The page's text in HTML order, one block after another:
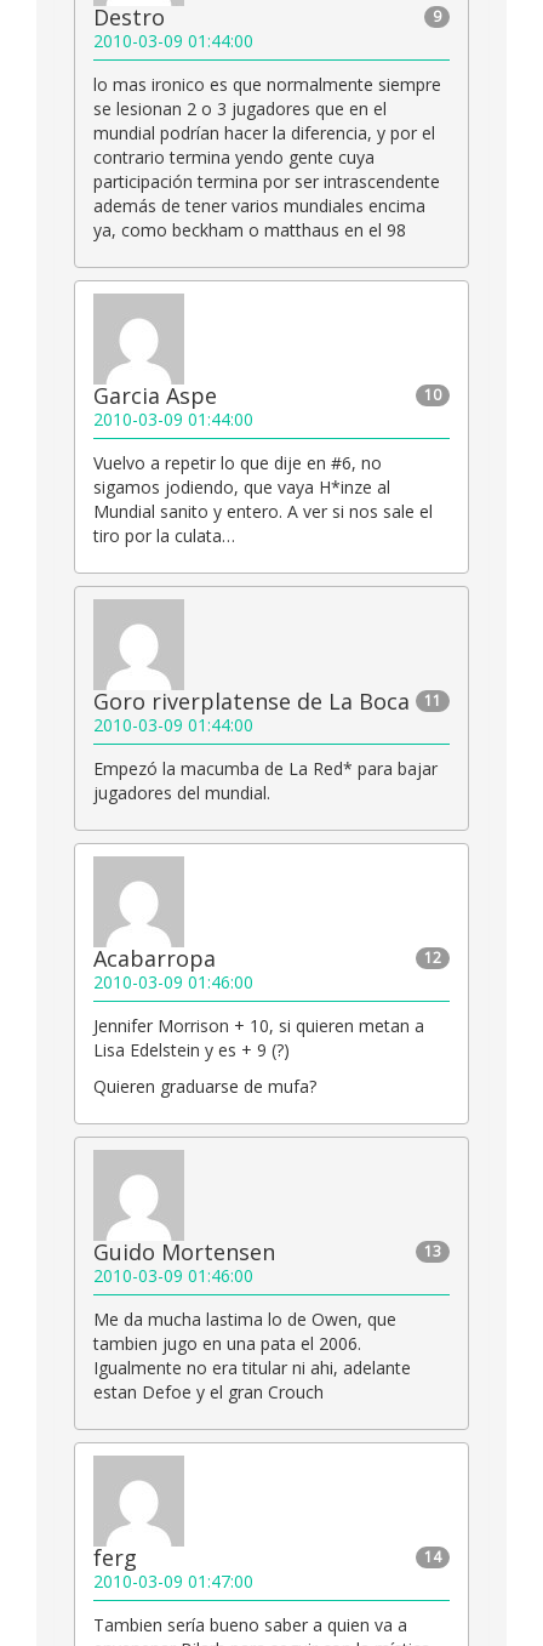
9
Destro
2010-03-09 01:44:00
lo mas ironico es que normalmente siempre
se lesionan 2 o 3 jugadores que en el
mundial podrían hacer la diferencia, y por el
contrario termina yendo gente cuya
participación termina por ser intrascendente
además de tener varios mundiales encima
ya, como beckham o matthaus en el 98
10
Garcia Aspe
2010-03-09 01:44:00
Vuelvo a repetir lo que dije en #6, no
sigamos jodiendo, que vaya H*inze al
Mundial sanito y entero. A ver si nos sale el
tiro por la culata…
11
Goro riverplatense de La Boca
2010-03-09 01:44:00
Empezó la macumba de La Red* para bajar
jugadores del mundial.
12
Acabarropa
2010-03-09 01:46:00
Jennifer Morrison + 10, si quieren metan a
Lisa Edelstein y es + 9 (?)
Quieren graduarse de mufa?
13
Guido Mortensen
2010-03-09 01:46:00
Me da mucha lastima lo de Owen, que
tambien jugo en una pata el 2006.
Igualmente no era titular ni ahi, adelante
estan Defoe y el gran Crouch
14
ferg
2010-03-09 01:47:00
Tambien sería bueno saber a quien va a